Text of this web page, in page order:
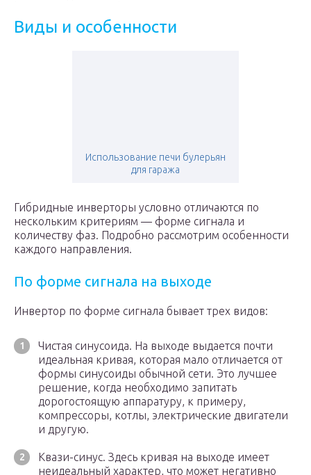
Виды и особенности
Использование печи булерьян
для гаража
Гибридные инверторы условно отличаются по
нескольким критериям — форме сигнала и
количеству фаз. Подробно рассмотрим особенности
каждого направления.
По форме сигнала на выходе
Инвертор по форме сигнала бывает трех видов:
Чистая синусоида. На выходе выдается почти
идеальная кривая, которая мало отличается от
формы синусоиды обычной сети. Это лучшее
решение, когда необходимо запитать
дорогостоящую аппаратуру, к примеру,
компрессоры, котлы, электрические двигатели
и другую.
Квази-синус. Здесь кривая на выходе имеет
неидеальный характер, что может негативно